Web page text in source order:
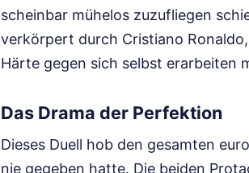
scheinbar mühelos zuzufliegen
verkörpert durch Cristiano
Härte gegen sich selbst erarbeiten
Das Drama der Perfektion
Dieses Duell hob den gesamten
nie gegeben hatte. Die beiden